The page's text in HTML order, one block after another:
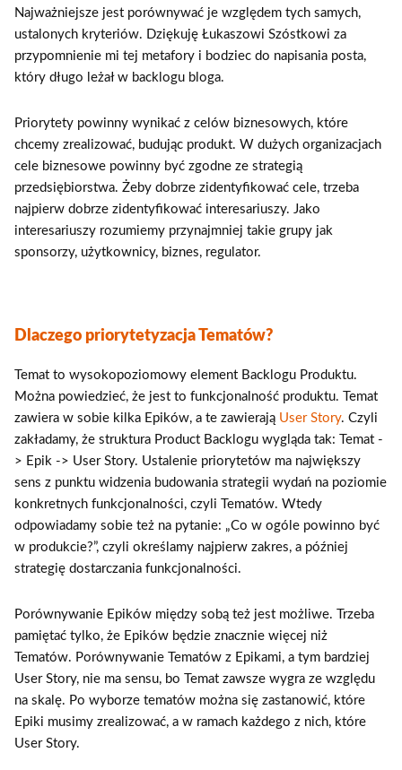
Najważniejsze jest porównywać je względem tych samych,
ustalonych kryteriów. Dziękuję Łukaszowi Szóstkowi za
przypomnienie mi tej metafory i bodziec do napisania posta,
który długo leżał w backlogu bloga.
Priorytety powinny wynikać z celów biznesowych, które
chcemy zrealizować, budując produkt. W dużych organizacjach
cele biznesowe powinny być zgodne ze strategią
przedsiębiorstwa. Żeby dobrze zidentyfikować cele, trzeba
najpierw dobrze zidentyfikować interesariuszy. Jako
interesariuszy rozumiemy przynajmniej takie grupy jak
sponsorzy, użytkownicy, biznes, regulator.
Dlaczego priorytetyzacja Tematów?
Temat to wysokopoziomowy element Backlogu Produktu.
Można powiedzieć, że jest to funkcjonalność produktu. Temat
zawiera w sobie kilka Epików, a te zawierają User Story. Czyli
zakładamy, że struktura Product Backlogu wygląda tak: Temat -
> Epik -> User Story. Ustalenie priorytetów ma największy
sens z punktu widzenia budowania strategii wydań na poziomie
konkretnych funkcjonalności, czyli Tematów. Wtedy
odpowiadamy sobie też na pytanie: „Co w ogóle powinno być
w produkcie?”, czyli określamy najpierw zakres, a później
strategię dostarczania funkcjonalności.
Porównywanie Epików między sobą też jest możliwe. Trzeba
pamiętać tylko, że Epików będzie znacznie więcej niż
Tematów. Porównywanie Tematów z Epikami, a tym bardziej
User Story, nie ma sensu, bo Temat zawsze wygra ze względu
na skalę. Po wyborze tematów można się zastanowić, które
Epiki musimy zrealizować, a w ramach każdego z nich, które
User Story.